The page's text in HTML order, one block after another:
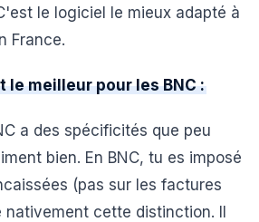
le logiciel le mieux adapté à
France.
le meilleur pour les BNC :
a des spécificités que peu
bien. En BNC, tu es imposé
(pas sur les factures
cette distinction. Il